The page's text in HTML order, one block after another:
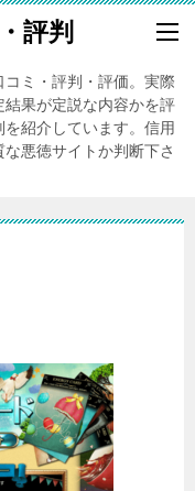
評判
ミ・評判・評価。実際
果が定説な内容かを評
紹介しています。信用
悪徳サイトか判断下さ